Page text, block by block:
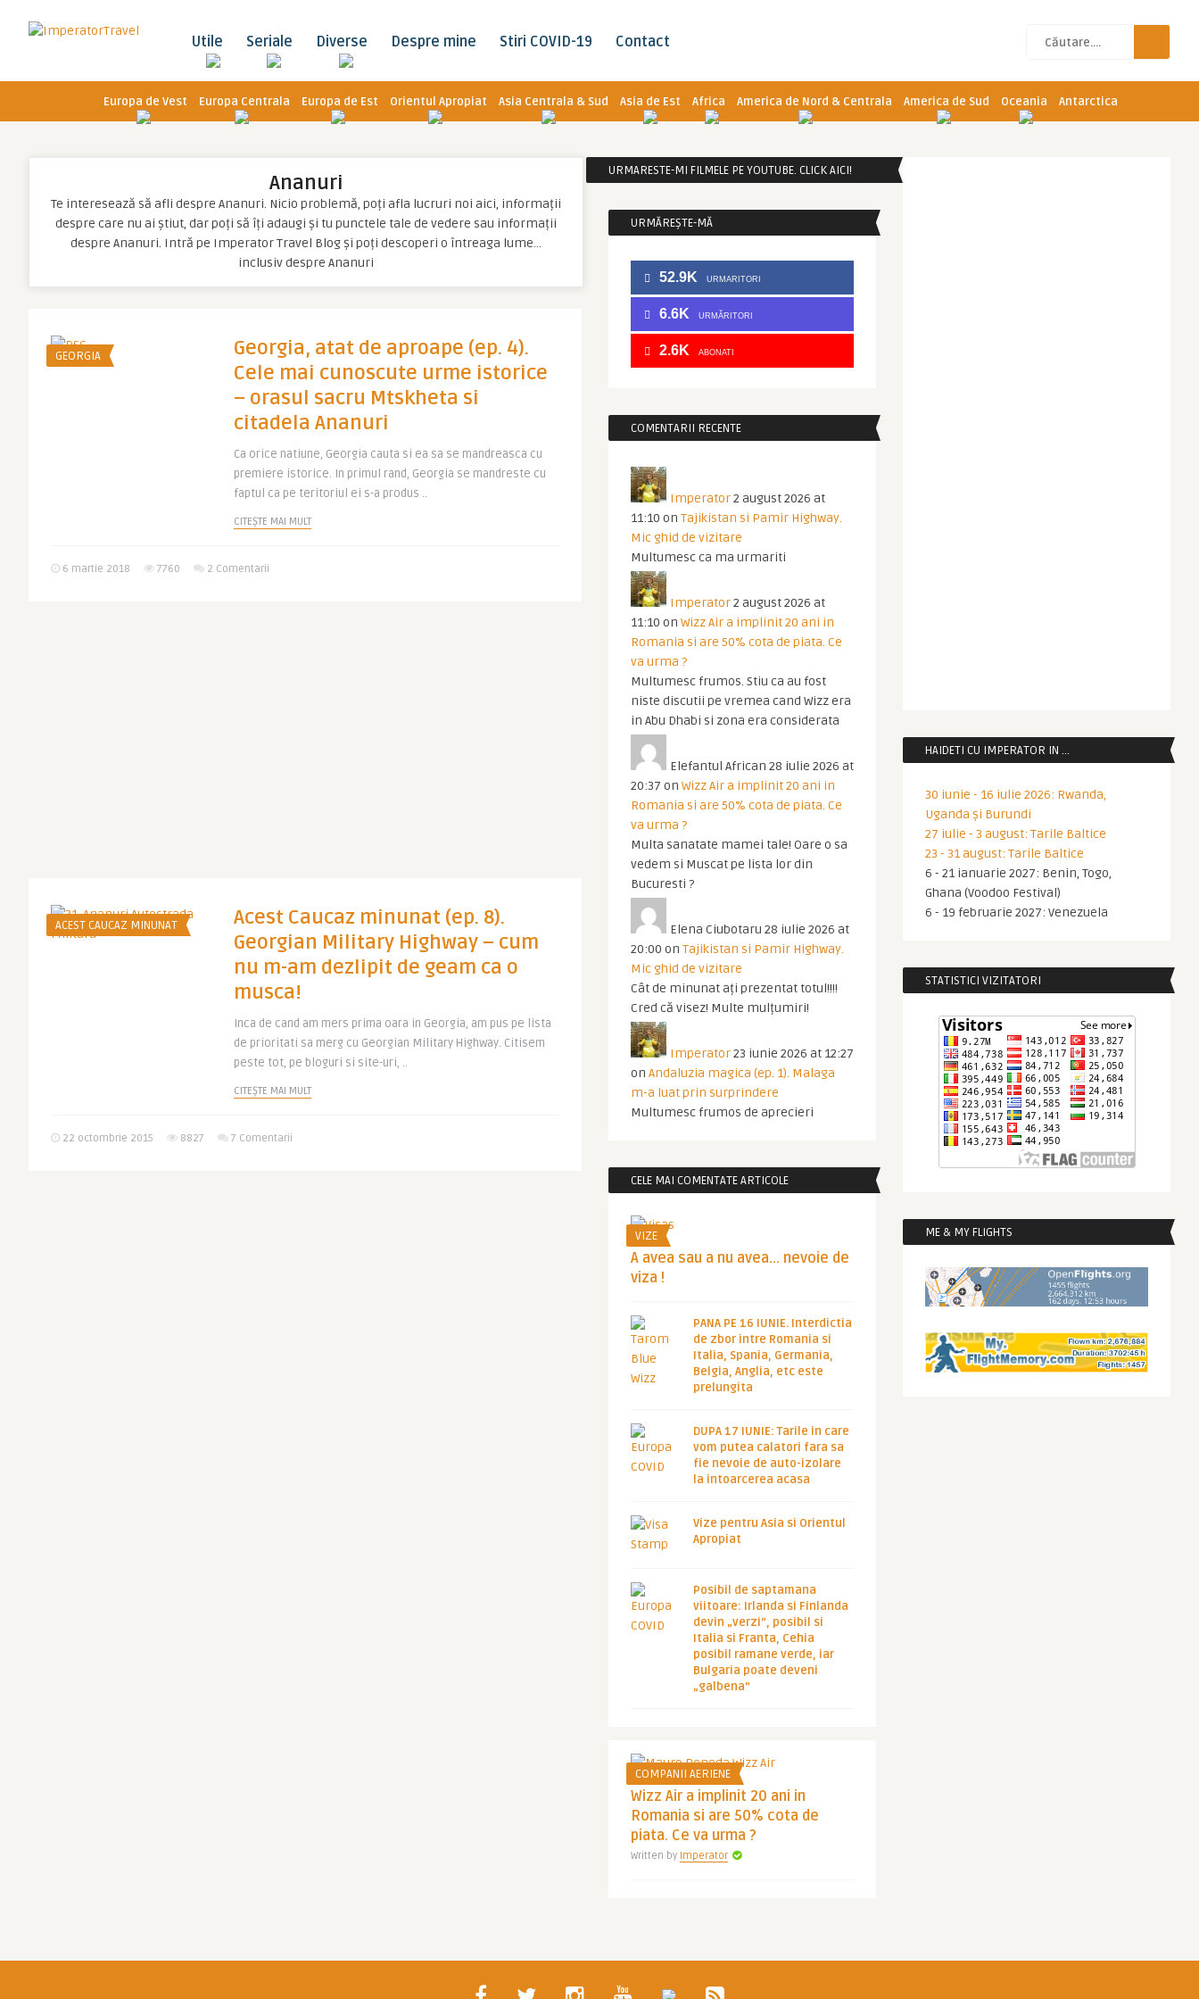
Utile Seriale Diverse Despre mine Stiri COVID-19 Contact
Europa de Vest Europa Centrala Europa de Est Orientul Apropiat Asia Centrala & Sud Asia de Est Africa America de Nord & Centrala America de Sud Oceania Antarctica
Ananuri
Te interesează să afli despre Ananuri. Nicio problemă, poți afla lucruri noi aici, informații
despre care nu ai știut, dar poți să îți adaugi și tu punctele tale de vedere sau informații
despre Ananuri. Intră pe Imperator Travel Blog și poți descoperi o întreaga lume…
inclusiv despre Ananuri
GEORGIA
Georgia, atat de aproape (ep. 4).
Cele mai cunoscute urme istorice
– orasul sacru Mtskheta si
citadela Ananuri
Ca orice natiune, Georgia cauta si ea sa se mandreasca cu
premiere istorice. In primul rand, Georgia se mandreste cu
faptul ca pe teritoriul ei s-a produs ..
CITEȘTE MAI MULT
6 martie 2018 7760 2 Comentarii
ACEST CAUCAZ MINUNAT
Acest Caucaz minunat (ep. 8).
Georgian Military Highway – cum
nu m-am dezlipit de geam ca o
musca!
Inca de cand am mers prima oara in Georgia, am pus pe lista
de prioritati sa merg cu Georgian Military Highway. Citisem
peste tot, pe bloguri si site-uri, ..
CITEȘTE MAI MULT
22 octombrie 2015 8827 7 Comentarii
URMARESTE-MI FILMELE PE YOUTUBE. CLICK AICI!
URMĂREȘTE-MĂ
52.9K URMARITORI
6.6K URMĂRITORI
2.6K ABONATI
COMENTARII RECENTE
Imperator2 august 2026 at
11:10 on Tajikistan si Pamir Highway.
Mic ghid de vizitare
Multumesc ca ma urmariti
Imperator2 august 2026 at
11:10 on Wizz Air a implinit 20 ani in
Romania si are 50% cota de piata. Ce
va urma ?
Multumesc frumos. Stiu ca au fost
niste discutii pe vremea cand Wizz era
in Abu Dhabi si zona era considerata
Elefantul African 28 iulie 2026 at
20:37 on Wizz Air a implinit 20 ani in
Romania si are 50% cota de piata. Ce
va urma ?
Multa sanatate mamei tale! Oare o sa
vedem si Muscat pe lista lor din
Bucuresti ?
Elena Ciubotaru 28 iulie 2026 at
20:00 on Tajikistan si Pamir Highway.
Mic ghid de vizitare
Cât de minunat ați prezentat totul!!!!
Cred că visez! Multe mulțumiri!
Imperator23 iunie 2026 at 12:27
on Andaluzia magica (ep. 1). Malaga
m-a luat prin surprindere
Multumesc frumos de aprecieri
CELE MAI COMENTATE ARTICOLE
VIZE
A avea sau a nu avea… nevoie de
viza !
PANA PE 16 IUNIE. Interdictia
de zbor intre Romania si
Italia, Spania, Germania,
Belgia, Anglia, etc este
prelungita
DUPA 17 IUNIE: Tarile in care
vom putea calatori fara sa
fie nevoie de auto-izolare
la intoarcerea acasa
Vize pentru Asia si Orientul
Apropiat
Posibil de saptamana
viitoare: Irlanda si Finlanda
devin „verzi”, posibil si
Italia si Franta, Cehia
posibil ramane verde, iar
Bulgaria poate deveni
„galbena”
COMPANII AERIENE
Wizz Air a implinit 20 ani in
Romania si are 50% cota de
piata. Ce va urma ?
Written by Imperator
HAIDETI CU IMPERATOR IN …
30 iunie - 16 iulie 2026: Rwanda,
Uganda și Burundi
27 iulie - 3 august: Tarile Baltice
23 - 31 august: Tarile Baltice
6 - 21 ianuarie 2027: Benin, Togo,
Ghana (Voodoo Festival)
6 - 19 februarie 2027: Venezuela
STATISTICI VIZITATORI
ME & MY FLIGHTS